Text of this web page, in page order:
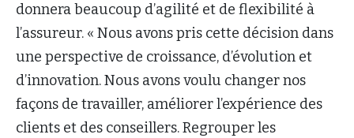
donnera beaucoup d’agilité et de flexibilité à
l’assureur. « Nous avons pris cette décision dans
une perspective de croissance, d’évolution et
d’innovation. Nous avons voulu changer nos
façons de travailler, améliorer l’expérience des
clients et des conseillers. Regrouper les